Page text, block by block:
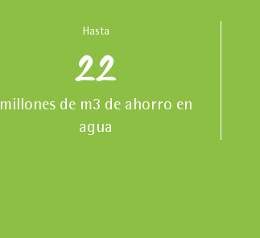
Hasta
22
millones de m3 de ahorro en
agua